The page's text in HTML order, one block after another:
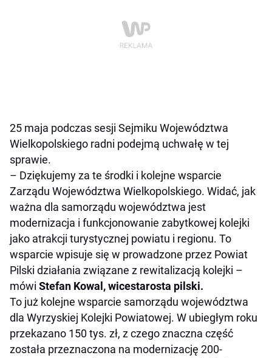
25 maja podczas sesji Sejmiku Województwa
Wielkopolskiego radni podejmą uchwałę w tej
sprawie.
– Dziękujemy za te środki i kolejne wsparcie
Zarządu Województwa Wielkopolskiego. Widać, jak
ważna dla samorządu województwa jest
modernizacja i funkcjonowanie zabytkowej kolejki
jako atrakcji turystycznej powiatu i regionu. To
wsparcie wpisuje się w prowadzone przez Powiat
Pilski działania związane z rewitalizacją kolejki –
mówi Stefan Kowal, wicestarosta pilski.
To już kolejne wsparcie samorządu województwa
dla Wyrzyskiej Kolejki Powiatowej. W ubiegłym roku
przekazano 150 tys. zł, z czego znaczna część
została przeznaczona na modernizację 200-